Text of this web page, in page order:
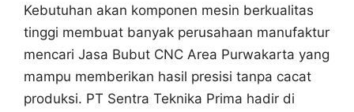
Kebutuhan akan komponen mesin berkualitas
tinggi membuat banyak perusahaan manufaktur
mencari Jasa Bubut CNC Area Purwakarta yang
mampu memberikan hasil presisi tanpa cacat
produksi. PT Sentra Teknika Prima hadir di